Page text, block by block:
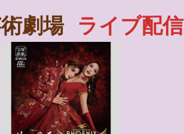
劇場 ライブ配信